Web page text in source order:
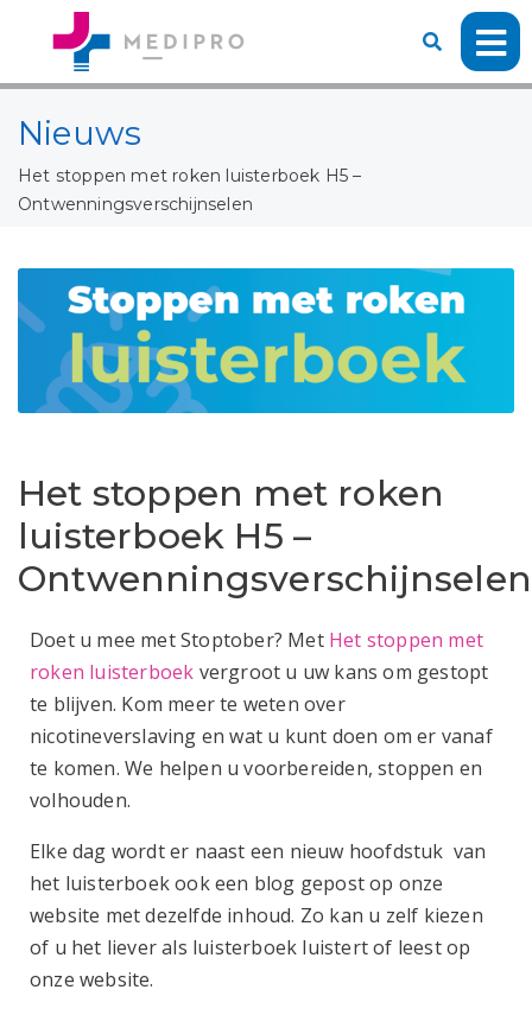
Nieuws
Het stoppen met roken luisterboek H5 –
Ontwenningsverschijnselen
Het stoppen met roken
luisterboek H5 –
Ontwenningsverschijnselen
Doet u mee met Stoptober? Met Het stoppen met
roken luisterboek vergroot u uw kans om gestopt
te blijven. Kom meer te weten over
nicotineverslaving en wat u kunt doen om er vanaf
te komen. We helpen u voorbereiden, stoppen en
volhouden.
Elke dag wordt er naast een nieuw hoofdstuk van
het luisterboek ook een blog gepost op onze
website met dezelfde inhoud. Zo kan u zelf kiezen
of u het liever als luisterboek luistert of leest op
onze website.